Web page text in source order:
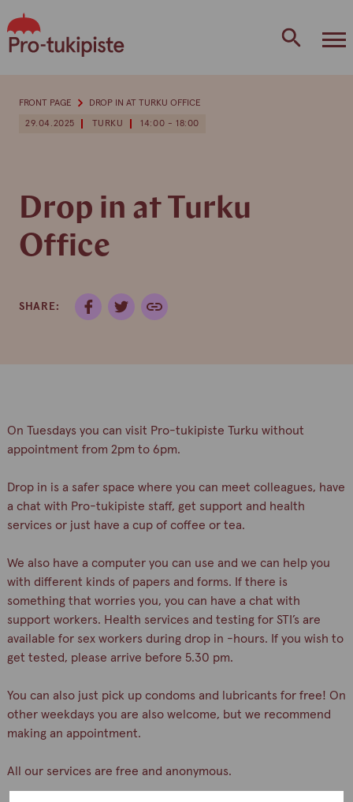
to
content
29.04.2025 TURKU 14:00 - 18:00
Drop in at Turku
Office
SHARE:
FRONT PAGE DROP IN AT TURKU OFFICE
On Tuesdays you can visit Pro-tukipiste Turku without
appointment from 2pm to 6pm.
Drop in is a safer space where you can meet colleagues, have
a chat with Pro-tukipiste staff, get support and health
services or just have a cup of coffee or tea.
We also have a computer you can use and we can help you
with different kinds of papers and forms. If there is
something that worries you, you can have a chat with
support workers. Health services and testing for STI’s are
available for sex workers during drop in -hours. If you wish to
get tested, please arrive before 5.30 pm.
You can also just pick up condoms and lubricants for free! On
other weekdays you are also welcome, but we recommend
making an appointment.
All our services are free and anonymous.